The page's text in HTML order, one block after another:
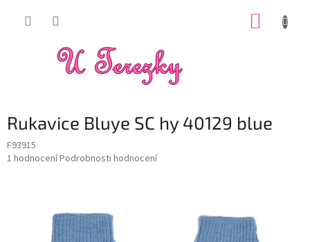
Rukavice Bluye SC hy 40129 blue
F93915
Průměrné
1 hodnoceníPodrobnosti hodnocení